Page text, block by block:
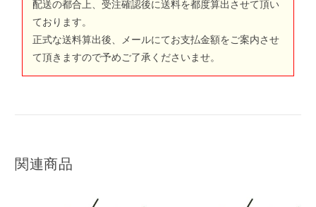
配送の都合上、受注確認後に送料を都度算出させて頂い
ております。
正式な送料算出後、メールにてお支払金額をご案内させ
て頂きますので予めご了承くださいませ。
関連商品